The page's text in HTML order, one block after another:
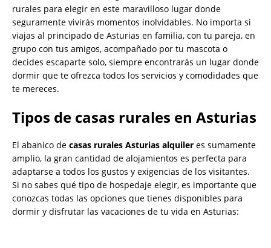
rurales para elegir en este maravilloso lugar donde
seguramente vivirás momentos inolvidables. No importa si
viajas al principado de Asturias en familia, con tu pareja, en
grupo con tus amigos, acompañado por tu mascota o
decides escaparte solo, siempre encontrarás un lugar donde
dormir que te ofrezca todos los servicios y comodidades que
te mereces.
Tipos de casas rurales en Asturias
El abanico de casas rurales Asturias alquiler es sumamente
amplio, la gran cantidad de alojamientos es perfecta para
adaptarse a todos los gustos y exigencias de los visitantes.
Si no sabes qué tipo de hospedaje elegir, es importante que
conozcas todas las opciones que tienes disponibles para
dormir y disfrutar las vacaciones de tu vida en Asturias: